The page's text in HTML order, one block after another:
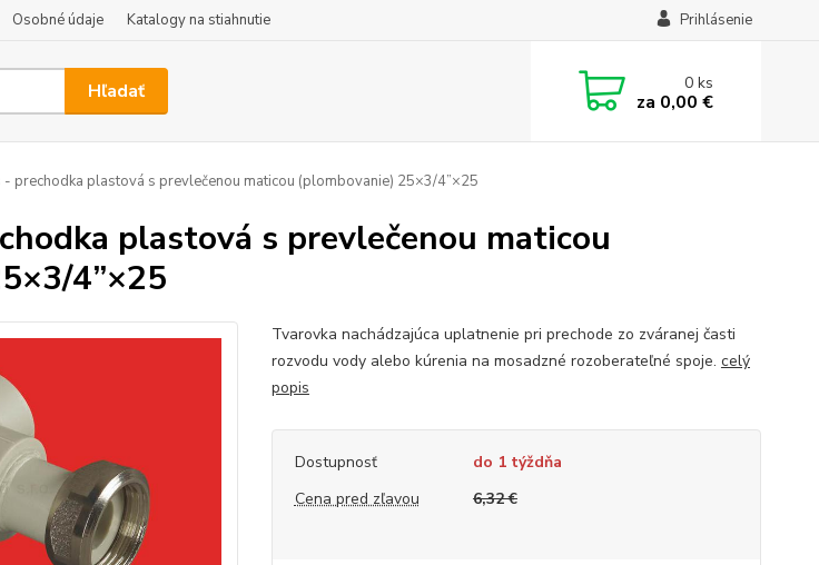
Osobné údaje Katalogy na stiahnutie Prihlásenie
Hľadať 0ks
za 0,00 €
- prechodka plastová s prevlečenou maticou (plombovanie) 25×3/4”×25
plastová s prevlečenou maticou
4”×25
Tvarovka nachádzajúca uplatnenie pri prechode zo zváranej časti
rozvodu vody alebo kúrenia na mosadzné rozoberateľné spoje. celý
popis
Dostupnosť
do 1 týždňa
Cena pred zľavou
6,32 €